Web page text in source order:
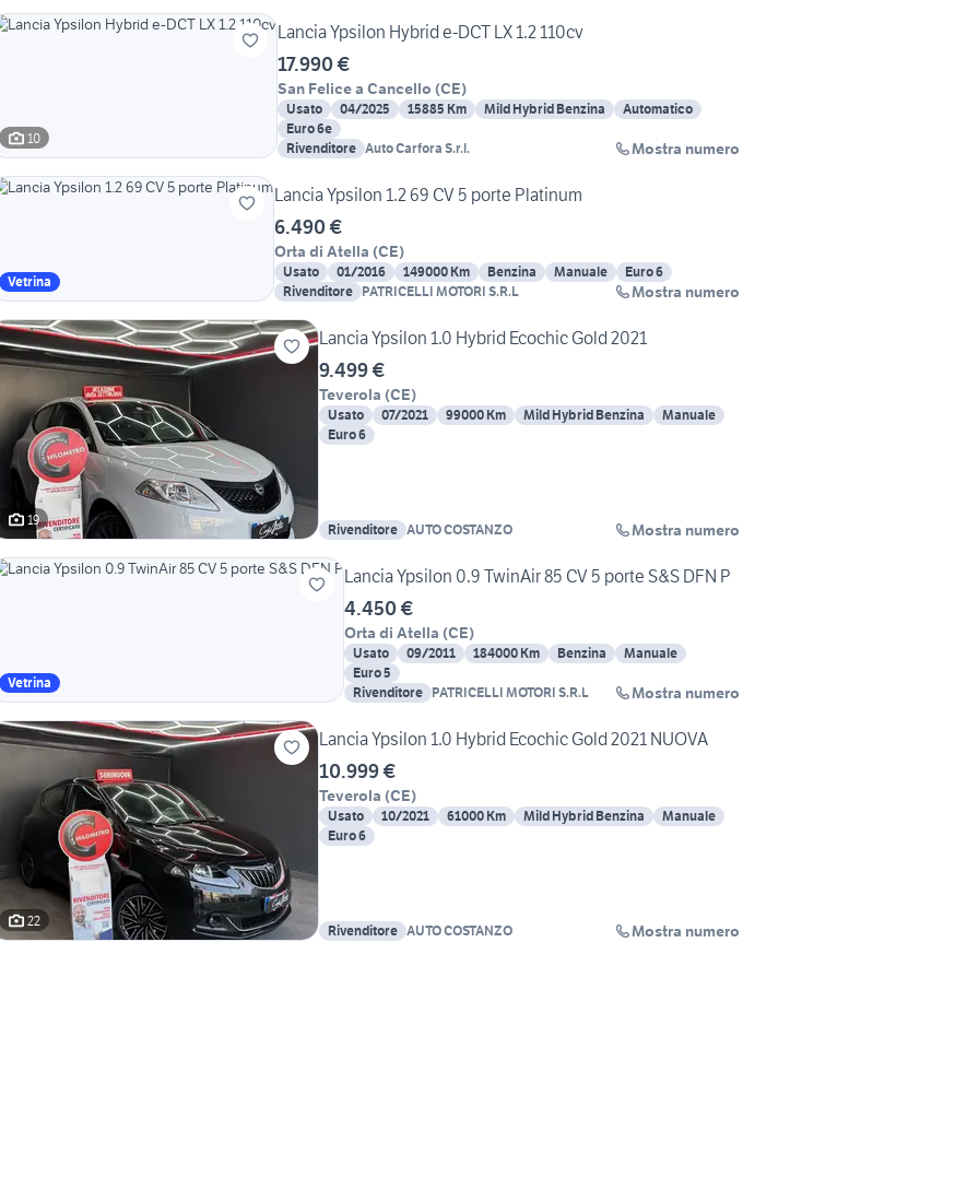
10
Lancia Ypsilon Hybrid e-DCT LX 1.2 110cv
17.990 €
San Felice a Cancello (CE)
Usato 04/2025 15885 Km Mild Hybrid Benzina
Automatico
Euro 6e
Rivenditore Auto Carfora S.r.l. Mostra numero
Vetrina
Lancia Ypsilon 1.2 69 CV 5 porte Platinum
6.490 €
Orta di Atella (CE)
Usato 01/2016 149000 Km Benzina Manuale
Euro 6
Rivenditore PATRICELLI MOTORI S.R.L Mostra numero
19
Lancia Ypsilon 1.0 Hybrid Ecochic Gold 2021
9.499 €
Teverola (CE)
Usato 07/2021 99000 Km Mild Hybrid Benzina
Manuale
Euro 6
Rivenditore AUTO COSTANZO Mostra numero
Vetrina
Lancia Ypsilon 0.9 TwinAir 85 CV 5 porte S&S DFN P
4.450 €
Orta di Atella (CE)
Usato 09/2011 184000 Km Benzina
Manuale
Euro 5
Rivenditore PATRICELLI MOTORI S.R.L Mostra numero
22
Lancia Ypsilon 1.0 Hybrid Ecochic Gold 2021 NUOVA
10.999 €
Teverola (CE)
Usato 10/2021 61000 Km Mild Hybrid Benzina
Manuale
Euro 6
Rivenditore AUTO COSTANZO Mostra numero